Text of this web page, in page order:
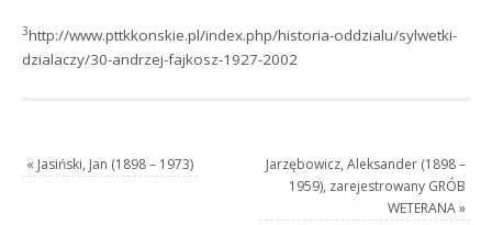
3http://www.pttkkonskie.pl/index.php/historia-oddzialu/sylwetki-
dzialaczy/30-andrzej-fajkosz-1927-2002
« Jasiński, Jan (1898 – 1973)
Jarzębowicz, Aleksander (1898 –
1959), zarejestrowany GRÓB
WETERANA»